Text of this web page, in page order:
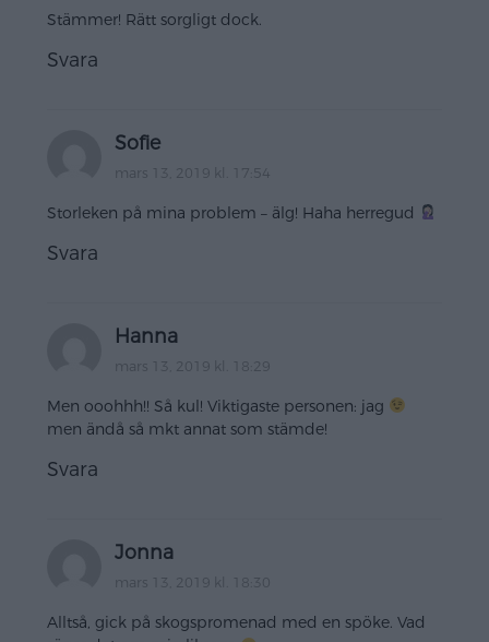
Stämmer! Rätt sorgligt dock.
Svara
Sofie
mars 13, 2019 kl. 17:54
Storleken på mina problem – älg! Haha herregud
Svara
Hanna
mars 13, 2019 kl. 18:29
Men ooohhh!! Så kul! Viktigaste personen: jag
men ändå så mkt annat som stämde!
Svara
Jonna
mars 13, 2019 kl. 18:30
Alltså, gick på skogspromenad med en spöke. Vad